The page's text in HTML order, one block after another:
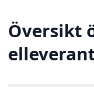
Översikt